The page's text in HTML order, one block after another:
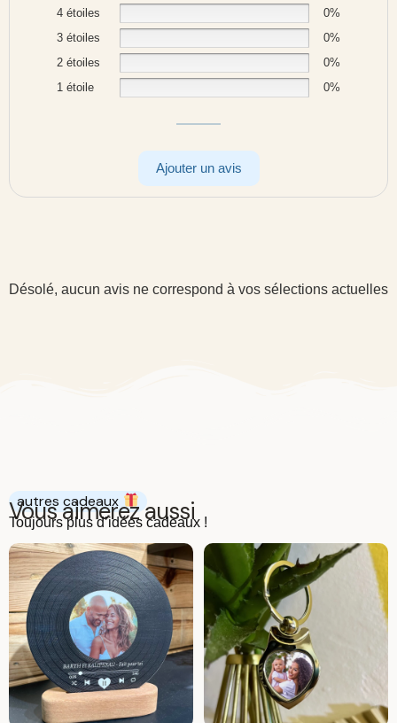
4 étoiles
0%
3 étoiles
0%
2 étoiles
0%
1 étoile
0%
Ajouter un avis
Désolé, aucun avis ne correspond à vos sélections actuelles
autres cadeaux
Vous aimerez aussi
Toujours plus d’idées cadeaux !